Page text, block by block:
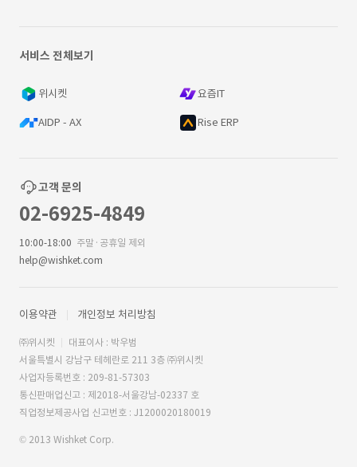
서비스 전체보기
위시켓 요즘IT
AIDP - AX Rise ERP
고객 문의
02-6925-4849
10:00-18:00 주말·공휴일 제외
help@wishket.com
이용약관 개인정보 처리방침
㈜위시켓
대표이사 : 박우범
서울특별시 강남구 테헤란로 211 3층 ㈜위시켓
사업자등록번호 : 209-81-57303
통신판매업신고 : 제2018-서울강남-02337 호
직업정보제공사업 신고번호 : J1200020180019
© 2013 Wishket Corp.